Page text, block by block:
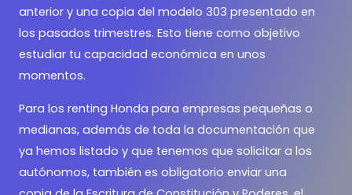
anterior y una copia del modelo 303 presentado en
los pasados trimestres. Esto tiene como objetivo
estudiar tu capacidad económica en unos
momentos.
Para los renting Honda para empresas pequeñas o
medianas, además de toda la documentación que
ya hemos listado y que tenemos que solicitar a los
autónomos, también es obligatorio enviar una